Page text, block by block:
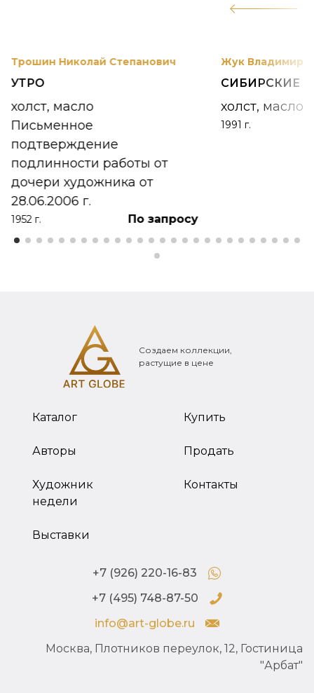
Трошин Николай Степанович
УТРО
холст, масло
Письменное
подтверждение
подлинности работы от
дочери художника от
28.06.2006 г.
1952 г. По запросу
Жук Владимир
СИБИРСКИЕ
холст, масло
1991 г.
Создаем коллекции,
растущие в цене
Каталог
Авторы
Художник
недели
Выставки
Купить
Продать
Контакты
+7 (926) 220-16-83
+7 (495) 748-87-50
info@art-globe.ru
Москва, Плотников переулок, 12, Гостиница
"Арбат"